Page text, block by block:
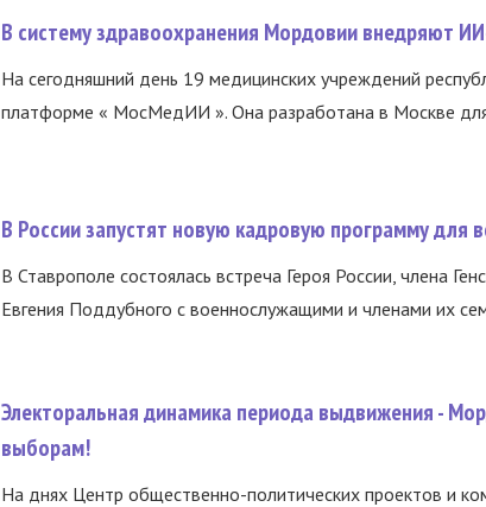
В систему здравоохранения Мордовии внедряют
На сегодняшний день 19 медицинских учреждений
платформе « МосМедИИ ». Она разработана в Москве
В России запустят новую кадровую программу для
В Ставрополе состоялась встреча Героя России, члена
Евгения Поддубного с военнослужащими и членами их
Электоральная динамика периода выдвижения -
выборам!
На днях Центр общественно-политических проектов и